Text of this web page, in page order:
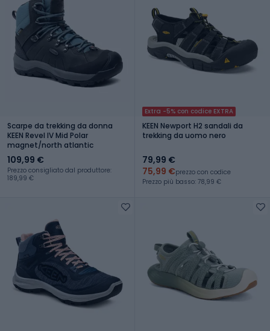
Scarpe da trekking da donna
KEEN Revel IV Mid Polar
magnet/north atlantic
109,99 €
Prezzo consigliato dal produttore:
189,99 €
Extra -5% con codice EXTRA
KEEN Newport H2 sandali da
trekking da uomo nero
79,99 €
75,99 €prezzo con codice
Prezzo più basso: 78,99 €